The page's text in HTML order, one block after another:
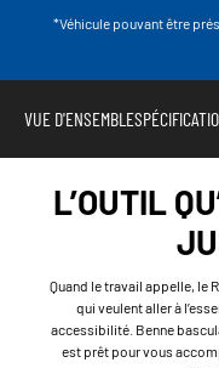
*Véhicule pouvant être
VUE D'ENSEMBLE
L’OUTIL
Quand le travail appelle, le
qui veulent aller à
accessibilité. Benne
est prêt pour vous